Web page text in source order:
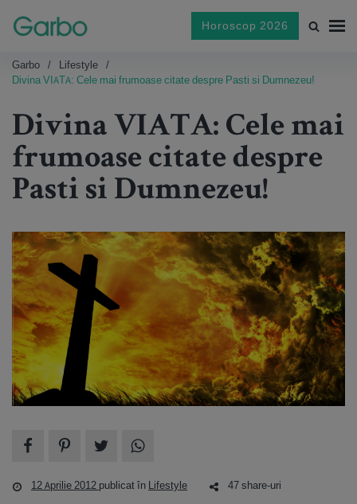
Horoscop 2026
Garbo
Lifestyle
Divina VIATA: Cele mai frumoase citate despre Pasti si Dumnezeu!
Divina VIATA: Cele mai
frumoase citate despre
Pasti si Dumnezeu!
12 Aprilie 2012 publicat în Lifestyle 47 share-uri